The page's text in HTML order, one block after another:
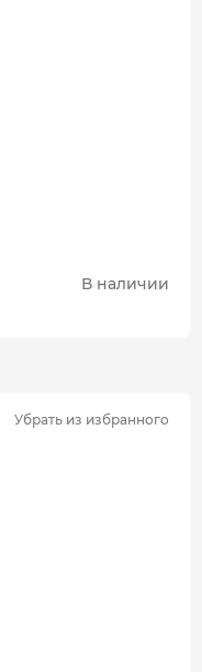
В наличии
Убрать из избранного